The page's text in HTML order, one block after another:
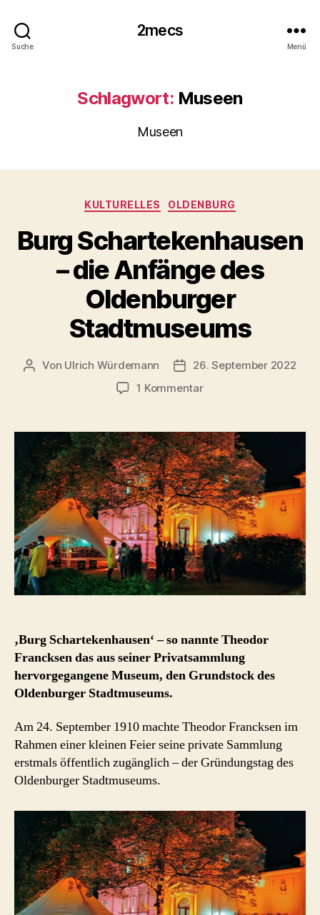
Suche
2mecs
Menü
Schlagwort: Museen
Museen
Kategorien
KULTURELLES OLDENBURG
Burg Schartekenhausen
– die Anfänge des
Oldenburger
Stadtmuseums
Beitragsautor
Von Ulrich Würdemann Beitragsdatum
26. September 2022
1 Kommentarzu
–
die
Anfänge
des
Oldenburger
Stadtmuseums
‚Burg Schartekenhausen‘ – so nannte Theodor
Francksen das aus seiner Privatsammlung
hervorgegangene Museum, den Grundstock des
Oldenburger Stadtmuseums.
Am 24. September 1910 machte Theodor Francksen im
Rahmen einer kleinen Feier seine private Sammlung
erstmals öffentlich zugänglich – der Gründungstag des
Oldenburger Stadtmuseums.